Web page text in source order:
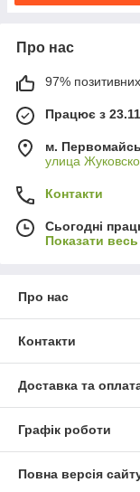
Про нас
97% позитивних
Працює з
м.
улица
Контакти
Сьогодні
Показати
Про нас
Контакти
Доставка та
Графік роботи
Повна версія